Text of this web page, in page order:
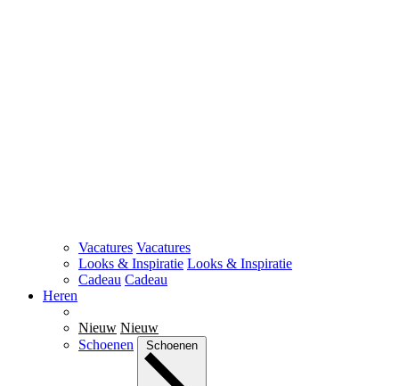
Vacatures Vacatures
Looks & Inspiratie Looks & Inspiratie
Cadeau Cadeau
Heren
Nieuw Nieuw
Schoenen
Schoenen